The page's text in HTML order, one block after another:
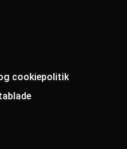
cookiepolitik